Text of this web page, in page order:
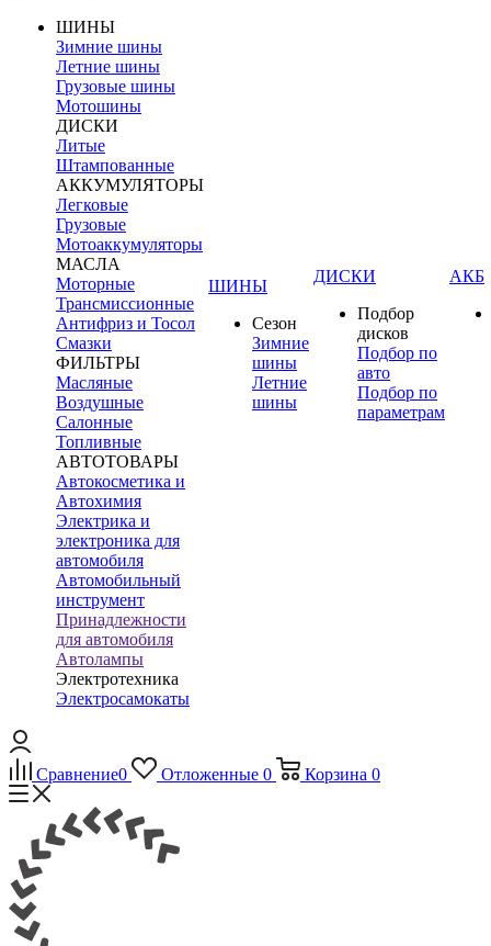
ШИНЫ
Зимние шины
Летние шины
Грузовые шины
Мотошины
ДИСКИ
Литые
Штампованные
АККУМУЛЯТОРЫ
Легковые
Грузовые
Мотоаккумуляторы
МАСЛА
Моторные
Трансмиссионные
Антифриз и Тосол
Смазки
ФИЛЬТРЫ
Масляные
Воздушные
Салонные
Топливные
АВТОТОВАРЫ
Автокосметика и
Автохимия
Электрика и
электроника для
автомобиля
Автомобильный
инструмент
Принадлежности
для автомобиля
Автолампы
Электротехника
Электросамокаты
ШИНЫ
Сезон
Зимние
шины
Летние
шины
ДИСКИ
Подбор
дисков
Подбор по
авто
Подбор по
параметрам
АКБ
Сравнение0 Отложенные 0 Корзина 0